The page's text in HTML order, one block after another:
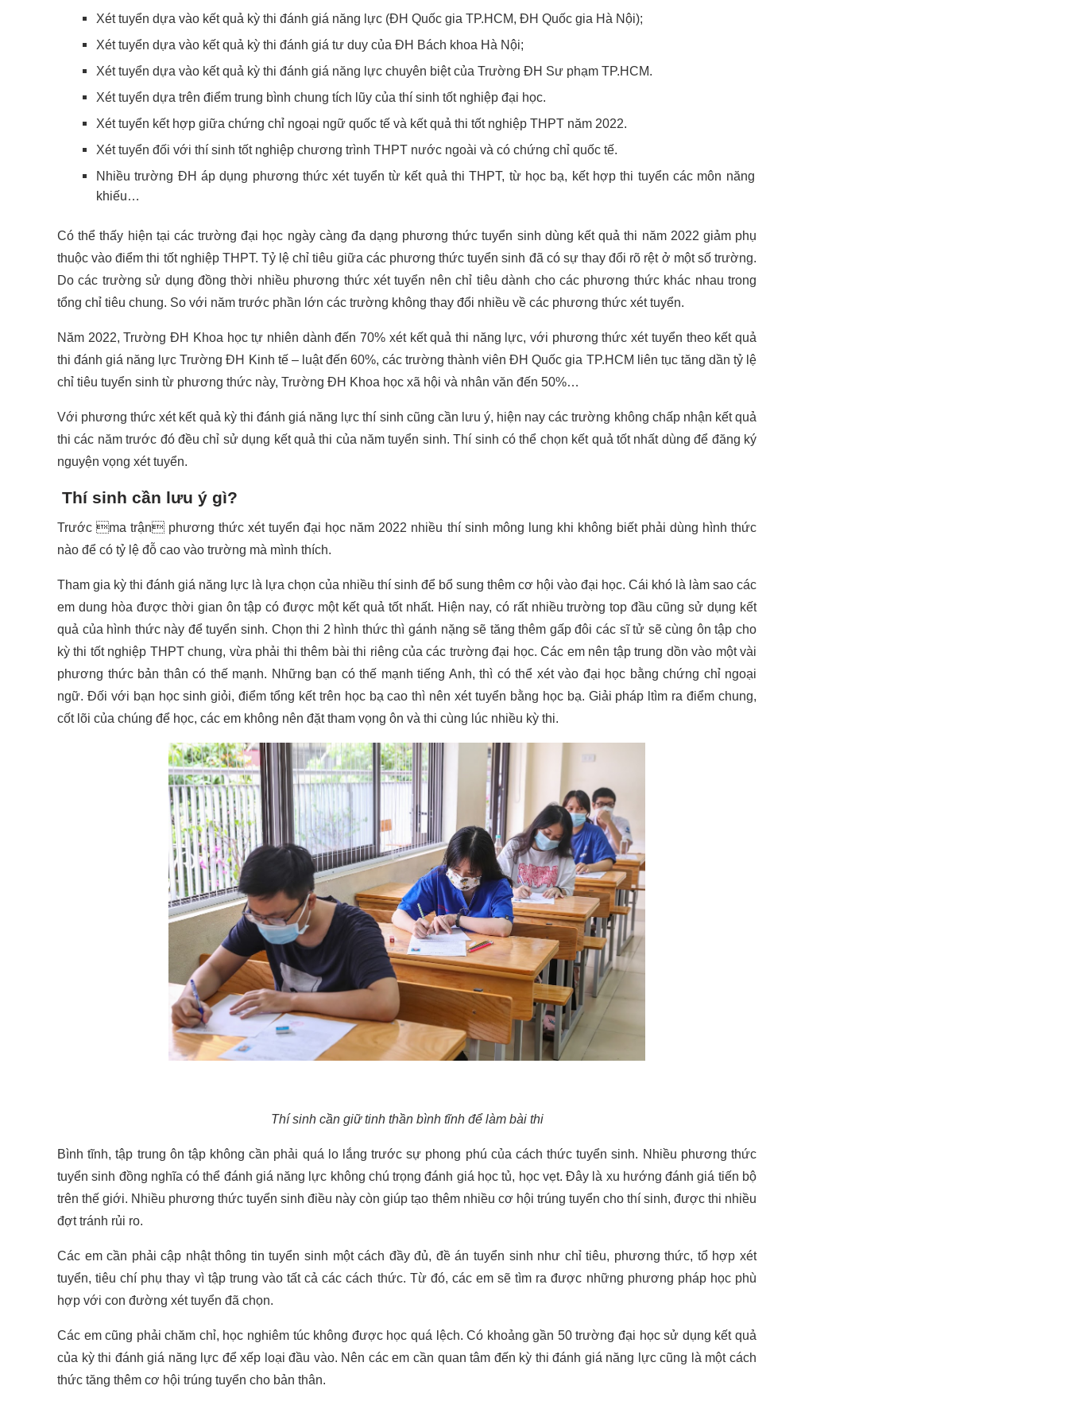
Xét tuyển dựa vào kết quả kỳ thi đánh giá năng lực (ĐH Quốc gia TP.HCM, ĐH Quốc gia Hà Nội);
Xét tuyển dựa vào kết quả kỳ thi đánh giá tư duy của ĐH Bách khoa Hà Nội;
Xét tuyển dựa vào kết quả kỳ thi đánh giá năng lực chuyên biệt của Trường ĐH Sư phạm TP.HCM.
Xét tuyển dựa trên điểm trung bình chung tích lũy của thí sinh tốt nghiệp đại học.
Xét tuyển kết hợp giữa chứng chỉ ngoại ngữ quốc tế và kết quả thi tốt nghiệp THPT năm 2022.
Xét tuyển đối với thí sinh tốt nghiệp chương trình THPT nước ngoài và có chứng chỉ quốc tế.
Nhiều trường ĐH áp dụng phương thức xét tuyển từ kết quả thi THPT, từ học bạ, kết hợp thi tuyển các môn năng
khiếu…
Có thể thấy hiện tại các trường đại học ngày càng đa dạng phương thức tuyển sinh dùng kết quả thi năm 2022 giảm phụ
thuộc vào điểm thi tốt nghiệp THPT. Tỷ lệ chỉ tiêu giữa các phương thức tuyển sinh đã có sự thay đổi rõ rệt ở một số trường.
Do các trường sử dụng đồng thời nhiều phương thức xét tuyển nên chỉ tiêu dành cho các phương thức khác nhau trong
tổng chỉ tiêu chung. So với năm trước phần lớn các trường không thay đổi nhiều về các phương thức xét tuyển.
Năm 2022, Trường ĐH Khoa học tự nhiên dành đến 70% xét kết quả thi năng lực, với phương thức xét tuyển theo kết quả
thi đánh giá năng lực Trường ĐH Kinh tế – luật đến 60%, các trường thành viên ĐH Quốc gia TP.HCM liên tục tăng dần tỷ lệ
chỉ tiêu tuyển sinh từ phương thức này, Trường ĐH Khoa học xã hội và nhân văn đến 50%…
Với phương thức xét kết quả kỳ thi đánh giá năng lực thí sinh cũng cần lưu ý, hiện nay các trường không chấp nhận kết quả
thi các năm trước đó đều chỉ sử dụng kết quả thi của năm tuyển sinh. Thí sinh có thể chọn kết quả tốt nhất dùng để đăng ký
nguyện vọng xét tuyển.
Thí sinh cần lưu ý gì?
Trước ma trận phương thức xét tuyển đại học năm 2022 nhiều thí sinh mông lung khi không biết phải dùng hình thức
nào để có tỷ lệ đỗ cao vào trường mà mình thích.
Tham gia kỳ thi đánh giá năng lực là lựa chọn của nhiều thí sinh để bổ sung thêm cơ hội vào đại học. Cái khó là làm sao các
em dung hòa được thời gian ôn tập có được một kết quả tốt nhất. Hiện nay, có rất nhiều trường top đầu cũng sử dụng kết
quả của hình thức này để tuyển sinh. Chọn thi 2 hình thức thì gánh nặng sẽ tăng thêm gấp đôi các sĩ tử sẽ cùng ôn tập cho
kỳ thi tốt nghiệp THPT chung, vừa phải thi thêm bài thi riêng của các trường đại học. Các em nên tập trung dồn vào một vài
phương thức bản thân có thế mạnh. Những bạn có thế mạnh tiếng Anh, thì có thể xét vào đại học bằng chứng chỉ ngoại
ngữ. Đối với bạn học sinh giỏi, điểm tổng kết trên học bạ cao thì nên xét tuyển bằng học bạ. Giải pháp ltìm ra điểm chung,
cốt lõi của chúng để học, các em không nên đặt tham vọng ôn và thi cùng lúc nhiều kỳ thi.
Thí sinh cần giữ tinh thần bình tĩnh để làm bài thi
Bình tĩnh, tập trung ôn tập không cần phải quá lo lắng trước sự phong phú của cách thức tuyển sinh. Nhiều phương thức
tuyển sinh đồng nghĩa có thể đánh giá năng lực không chú trọng đánh giá học tủ, học vẹt. Đây là xu hướng đánh giá tiến bộ
trên thế giới. Nhiều phương thức tuyển sinh điều này còn giúp tạo thêm nhiều cơ hội trúng tuyển cho thí sinh, được thi nhiều
đợt tránh rủi ro.
Các em cần phải cập nhật thông tin tuyển sinh một cách đầy đủ, đề án tuyển sinh như chỉ tiêu, phương thức, tổ hợp xét
tuyển, tiêu chí phụ thay vì tập trung vào tất cả các cách thức. Từ đó, các em sẽ tìm ra được những phương pháp học phù
hợp với con đường xét tuyển đã chọn.
Các em cũng phải chăm chỉ, học nghiêm túc không được học quá lệch. Có khoảng gần 50 trường đại học sử dụng kết quả
của kỳ thi đánh giá năng lực để xếp loại đầu vào. Nên các em cần quan tâm đến kỳ thi đánh giá năng lực cũng là một cách
thức tăng thêm cơ hội trúng tuyển cho bản thân.